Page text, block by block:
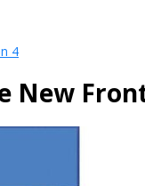
4
New